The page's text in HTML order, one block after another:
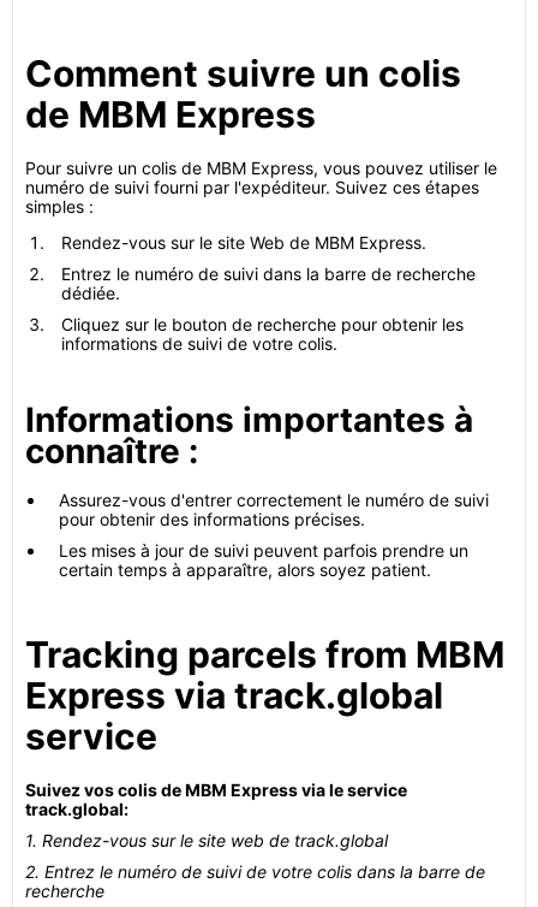
Comment suivre un colis
de MBM Express
Pour suivre un colis de MBM Express, vous pouvez utiliser le
numéro de suivi fourni par l'expéditeur. Suivez ces étapes
simples :
Rendez-vous sur le site Web de MBM Express.
Entrez le numéro de suivi dans la barre de recherche
dédiée.
Cliquez sur le bouton de recherche pour obtenir les
informations de suivi de votre colis.
Informations importantes à
connaître :
Assurez-vous d'entrer correctement le numéro de suivi
pour obtenir des informations précises.
Les mises à jour de suivi peuvent parfois prendre un
certain temps à apparaître, alors soyez patient.
Tracking parcels from MBM
Express via track.global
service
Suivez vos colis de MBM Express via le service
track.global:
1. Rendez-vous sur le site web de track.global
2. Entrez le numéro de suivi de votre colis dans la barre de
recherche